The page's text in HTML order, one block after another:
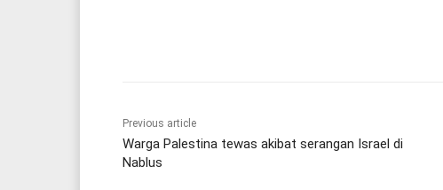
Previous article
Warga Palestina tewas akibat serangan Israel di
Nablus